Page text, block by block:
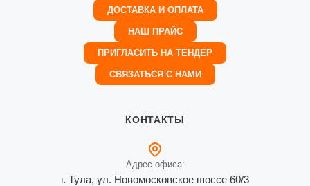
ДОСТАВКА И ОПЛАТА
НАШ ПРАЙС
ПРИГЛАСИТЬ НА ТЕНДЕР
СВЯЗАТЬСЯ С НАМИ
КОНТАКТЫ
Адрес офиса:
г. Тула, ул. Новомосковское шоссе 60/3